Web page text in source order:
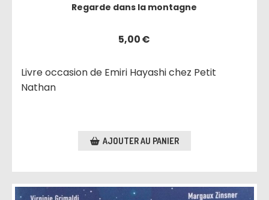
Regarde dans la montagne
5,00€
Livre occasion de Emiri Hayashi chez Petit
Nathan
AJOUTER AU PANIER